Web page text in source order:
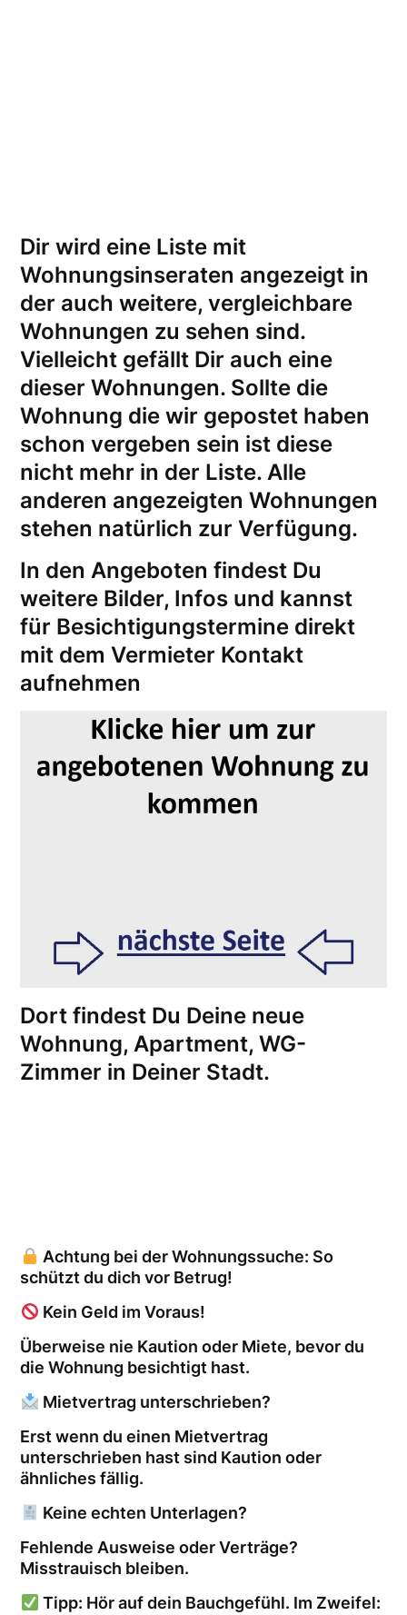
Dir wird eine Liste mit
Wohnungsinseraten angezeigt in
der auch weitere, vergleichbare
Wohnungen zu sehen sind.
Vielleicht gefällt Dir auch eine
dieser Wohnungen. Sollte die
Wohnung die wir gepostet haben
schon vergeben sein ist diese
nicht mehr in der Liste. Alle
anderen angezeigten Wohnungen
stehen natürlich zur Verfügung.
In den Angeboten findest Du
weitere Bilder, Infos und kannst
für Besichtigungstermine direkt
mit dem Vermieter Kontakt
aufnehmen
Dort findest Du Deine neue
Wohnung, Apartment, WG-
Zimmer in Deiner Stadt.
Achtung bei der Wohnungssuche: So
schützt du dich vor Betrug!
Kein Geld im Voraus!
Überweise nie Kaution oder Miete, bevor du
die Wohnung besichtigt hast.
Mietvertrag unterschrieben?
Erst wenn du einen Mietvertrag
unterschrieben hast sind Kaution oder
ähnliches fällig.
Keine echten Unterlagen?
Fehlende Ausweise oder Verträge?
Misstrauisch bleiben.
Tipp: Hör auf dein Bauchgefühl. Im Zweifel: